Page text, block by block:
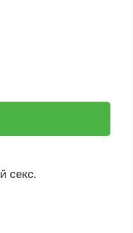
секс.